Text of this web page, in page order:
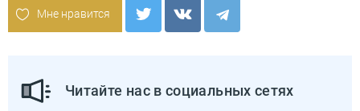
Мне нравится
Читайте нас в социальных сетях